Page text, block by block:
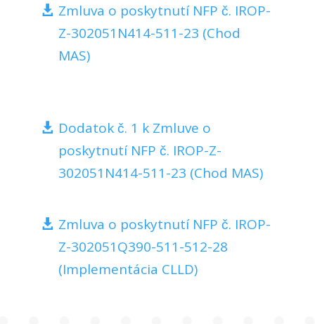
Zmluva o poskytnutí NFP č. IROP-
Z-302051N414-511-23 (Chod
MAS)
Dodatok č. 1 k Zmluve o
poskytnutí NFP č. IROP-Z-
302051N414-511-23 (Chod MAS)
Zmluva o poskytnutí NFP č. IROP-
Z-302051Q390-511-512-28
(Implementácia CLLD)